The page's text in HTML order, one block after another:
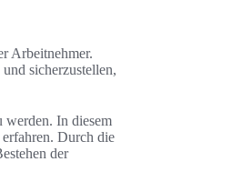
Arbeitnehmer.
sicherzustellen,
werden. In diesem
Durch die
der